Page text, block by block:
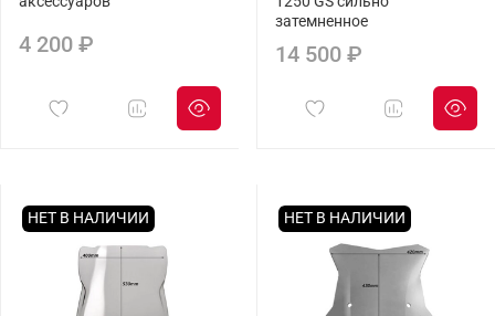
4 200 ₽
затемненное
14 500 ₽
НЕТ В НАЛИЧИИ НЕТ В НАЛИЧИИ